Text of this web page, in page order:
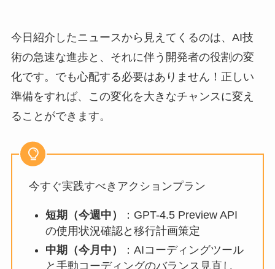
今日紹介したニュースから見えてくるのは、AI技
術の急速な進歩と、それに伴う開発者の役割の変
化です。でも心配する必要はありません！正しい
準備をすれば、この変化を大きなチャンスに変え
ることができます。
今すぐ実践すべきアクションプラン
短期（今週中）
：GPT-4.5 Preview API
の使用状況確認と移行計画策定
中期（今月中）
：AIコーディングツール
と手動コーディングのバランス見直し